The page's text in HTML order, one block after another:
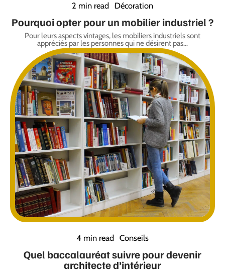
2 min read Décoration
Pourquoi opter pour un mobilier industriel ?
Pour leurs aspects vintages, les mobiliers industriels sont
appréciés par les personnes qui ne désirent pas…
4 min read Conseils
Quel baccalauréat suivre pour devenir
architecte d’intérieur